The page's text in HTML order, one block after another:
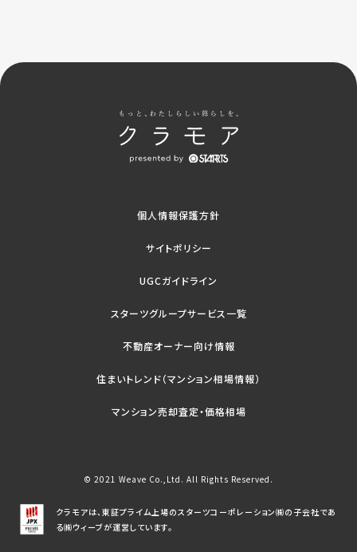
個人情報保護方針
サイトポリシー
UGCガイドライン
スターツグループサービス一覧
不動産オーナー向け情報
住まいトレンド（マンション相場情報）
マンション売却査定・価格相場
© 2021 Weave Co.,Ltd. All Rights Reserved.
クラモアは、東証プライム上場のスターツコーポレーション㈱の子会社であ
る㈱ウィーブが運営しています。